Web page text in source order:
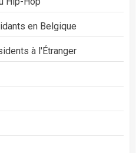
en Belgique
à l'Étranger